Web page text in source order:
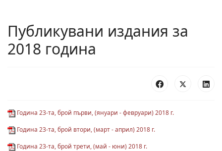
Публикувани издания за
2018 година
Година 23-та, брой първи, (януари - февруари) 2018 г.
Година 23-та, брой втори, (март - април) 2018 г.
Година 23-та, брой трети, (май - юни) 2018 г.